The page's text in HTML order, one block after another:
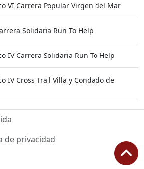
VI Carrera Popular Virgen del Mar
Solidaria Run To Help
IV Carrera Solidaria Run To Help
IV Cross Trail Villa y Condado de
de privacidad